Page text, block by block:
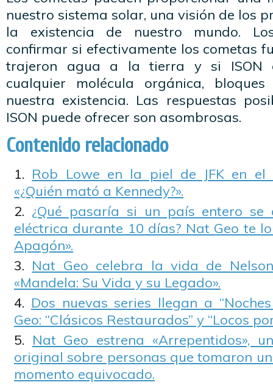
nuestro sistema solar, una visión de los
la existencia de nuestro mundo.
confirmar si efectivamente los cometas
trajeron agua a la tierra y si ISON
cualquier molécula orgánica,
nuestra existencia. Las respuestas
ISON puede ofrecer son asombrosas.
Contenido relacionado
Rob Lowe en la piel de JFK en el
«¿Quién mató a Kennedy?».
¿Qué pasaría si un país entero se
eléctrica durante 10 días? Nat Geo te
Apagón».
Nat Geo celebra la vida de
«Mandela: Su Vida y su Legado».
Dos nuevas series llegan a
Geo: “Clásicos Restaurados” y “Locos
Nat Geo estrena «Arrepentidos»,
original sobre personas que tomaron
momento equivocado.